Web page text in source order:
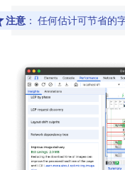
注意 ： 任何估计可节省的